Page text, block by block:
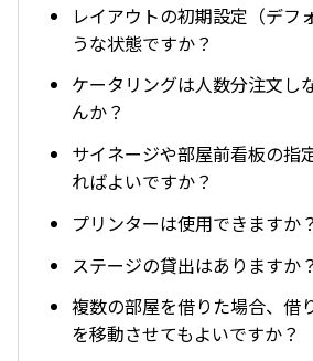
レイアウトの初期設定（デフ
うな状態ですか？
ケータリングは人数分注文し
んか？
サイネージや部屋前看板の指
ればよいですか？
プリンターは使用できますか？
ステージの貸出はありますか？
複数の部屋を借りた場合、借
を移動させてもよいですか？